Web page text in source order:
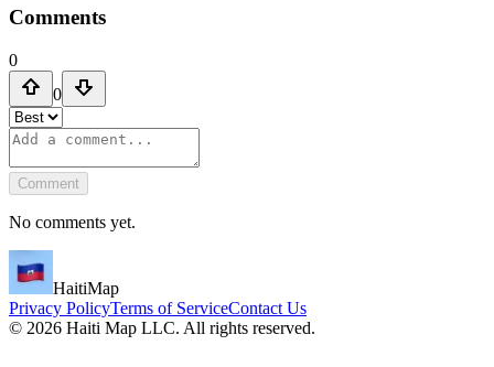
Comments
0
0
Comment
No comments yet.
HaitiMap
Privacy PolicyTerms of ServiceContact Us
© 2026 Haiti Map LLC. All rights reserved.